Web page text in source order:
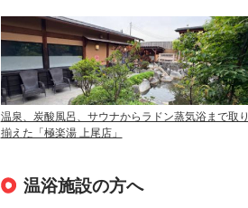
温泉、炭酸風呂、サウナからラドン蒸気浴まで取り
揃えた「極楽湯 上尾店」
温浴施設の方へ